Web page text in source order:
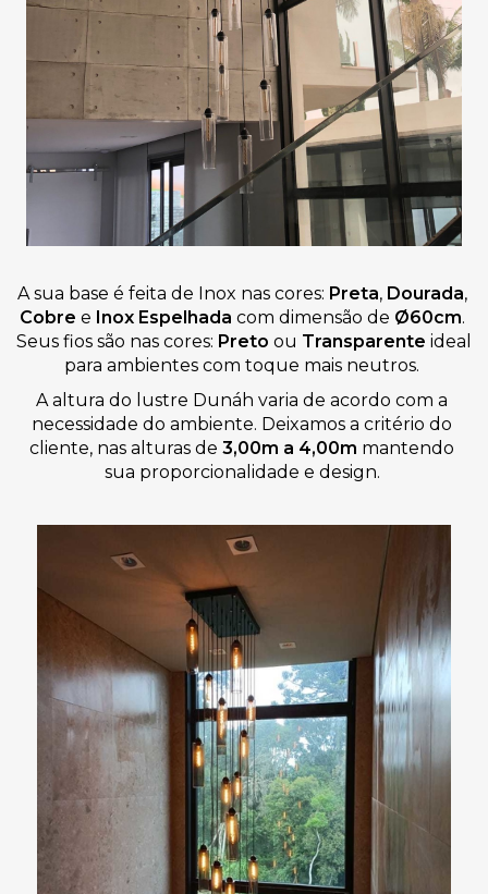
A sua base é feita de Inox nas cores: Preta, Dourada,
Cobre e Inox Espelhada com dimensão de Ø60cm.
Seus fios são nas cores: Preto ou Transparente ideal
para ambientes com toque mais neutros.
A altura do lustre Dunáh varia de acordo com a
necessidade do ambiente. Deixamos a critério do
cliente, nas alturas de 3,00m a 4,00m mantendo
sua proporcionalidade e design.